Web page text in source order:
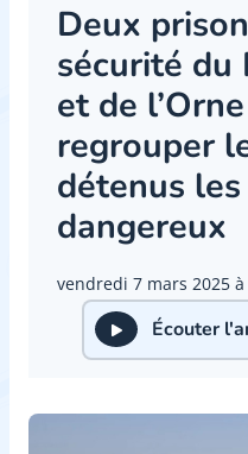
Deux
sécurité du
et de
regrouper
détenus
dangereux
vendredi 7 mars 2025 à
Écouter